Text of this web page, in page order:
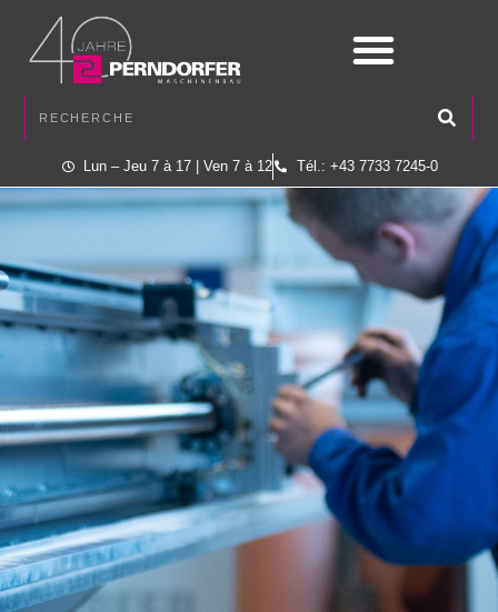
Lun – Jeu 7 à 17 | Ven 7 à 12 Tél.: +43 7733 7245-0